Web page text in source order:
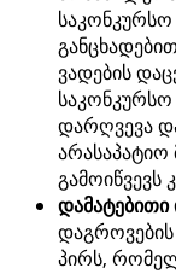
ვადების
საკონკურსო
დარღვევა
არასაპატიო
გამოიწვევს
დაგროვების
პირს,